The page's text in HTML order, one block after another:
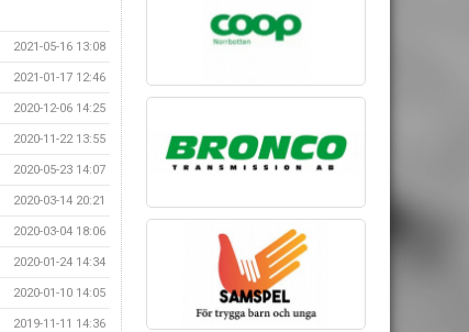
2021-05-16 13:08
2021-01-17 12:46
2020-12-06 14:25
2020-11-22 13:55
2020-05-23 14:07
2020-03-14 20:21
2020-03-04 18:06
2020-01-24 14:34
2020-01-10 14:05
2019-11-11 14:36